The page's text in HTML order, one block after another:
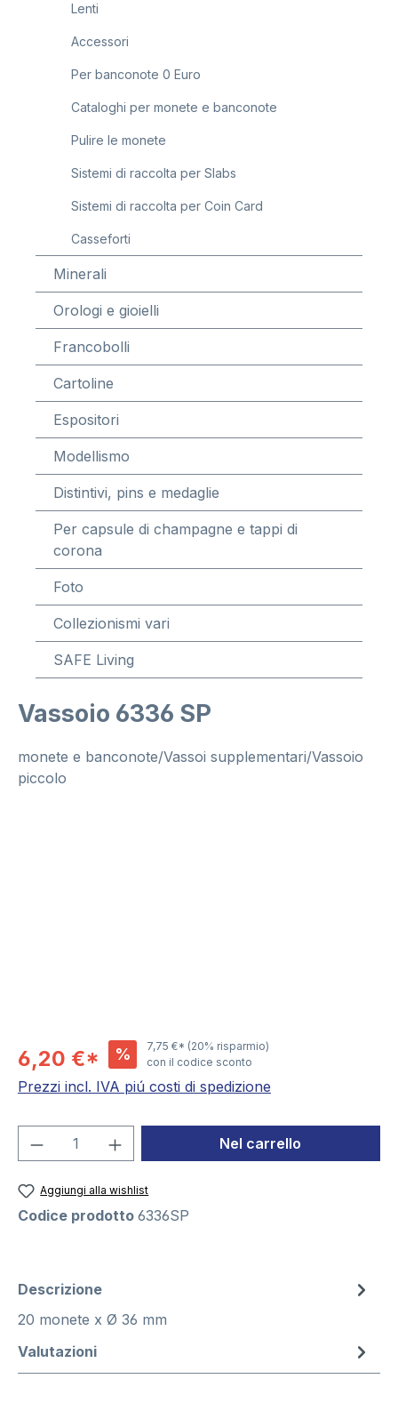
Lenti
Accessori
Per banconote 0 Euro
Cataloghi per monete e banconote
Pulire le monete
Sistemi di raccolta per Slabs
Sistemi di raccolta per Coin Card
Casseforti
Minerali
Orologi e gioielli
Francobolli
Cartoline
Espositori
Modellismo
Distintivi, pins e medaglie
Per capsule di champagne e tappi di
corona
Foto
Collezionismi vari
SAFE Living
Vassoio 6336 SP
monete e banconote/Vassoi supplementari/Vassoio
piccolo
6,20 €* % 7,75 €* (20% risparmio)
con il codice sconto
Prezzi incl. IVA piú costi di spedizione
Quantità del prodotto: inserisci la
Nel carrello
Aggiungi alla wishlist
Codice prodotto 6336SP
Descrizione
20 monete x Ø 36 mm
Valutazioni